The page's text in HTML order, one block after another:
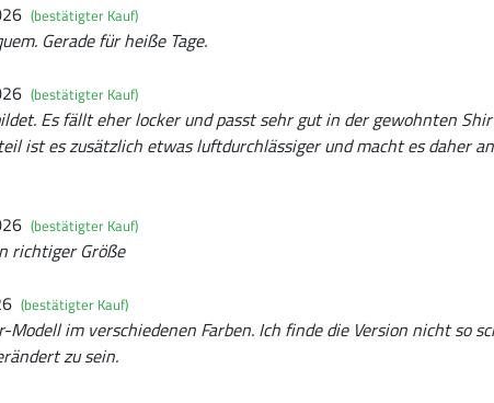
(bestätigter Kauf)
Gerade für heiße Tage.
(bestätigter Kauf)
Es fällt eher locker und passt sehr gut in der gewohnten
ist es zusätzlich etwas luftdurchlässiger und macht es daher
(bestätigter Kauf)
richtiger Größe
(bestätigter Kauf)
Modell im verschiedenen Farben. Ich finde die Version nicht so
zu sein.